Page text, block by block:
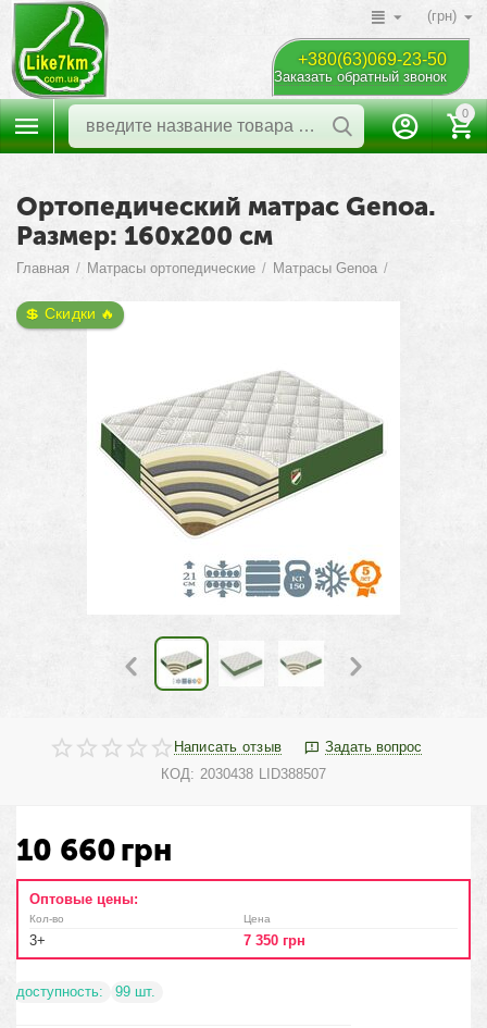
(грн)
+380(63)069-23-50
Заказать обратный звонок
0
Ортопедический матрас Genoa.
Размер: 160х200 см
Главная / Матрасы ортопедические / Матрасы Genoa /
💲 Скидки 🔥
Написать отзыв
Задать вопрос
КОД: 2030438 LID388507
10 660грн
Оптовые цены:
Кол-во
3+
Цена
7 350 грн
доступность: 99 шт.